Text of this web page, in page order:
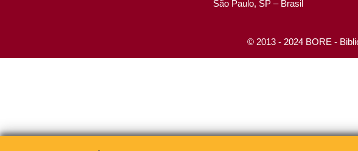
São Paulo, SP – Brasil
© 2013 - 2024 BORE -